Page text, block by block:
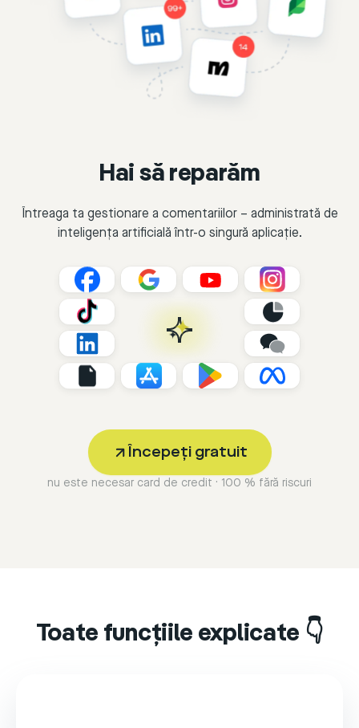
Hai să reparăm
Întreaga ta gestionare a comentariilor – administrată de
inteligența artificială într-o singură aplicație.
Începeți gratuit
nu este necesar card de credit · 100 % fără riscuri
Toate funcțiile explicate 👇